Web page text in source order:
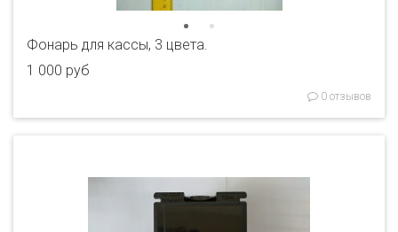
Фонарь для кассы, 3 цвета.
1 000 руб
0 отзывов